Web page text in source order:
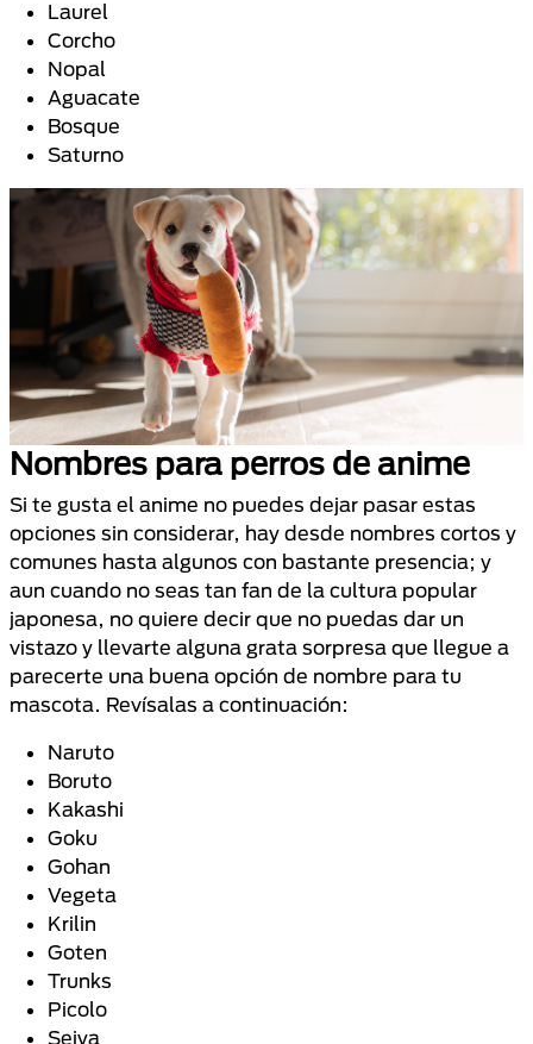
Laurel
Corcho
Nopal
Aguacate
Bosque
Saturno
Nombres para perros de anime
Si te gusta el anime no puedes dejar pasar estas
opciones sin considerar, hay desde nombres cortos y
comunes hasta algunos con bastante presencia; y
aun cuando no seas tan fan de la cultura popular
japonesa, no quiere decir que no puedas dar un
vistazo y llevarte alguna grata sorpresa que llegue a
parecerte una buena opción de nombre para tu
mascota. Revísalas a continuación:
Naruto
Boruto
Kakashi
Goku
Gohan
Vegeta
Krilin
Goten
Trunks
Picolo
Seiya